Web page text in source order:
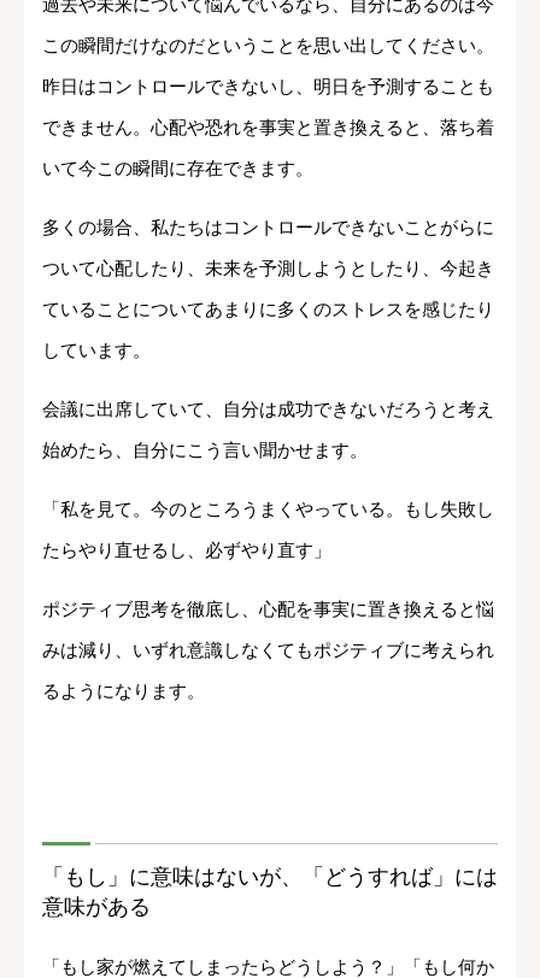
この瞬間だけなのだということを思い出してください。
昨日はコントロールできないし、明日を予測することも
できません。心配や恐れを事実と置き換えると、落ち着
いて今この瞬間に存在できます。
多くの場合、私たちはコントロールできないことがらに
ついて心配したり、未来を予測しようとしたり、今起き
ていることについてあまりに多くのストレスを感じたり
しています。
会議に出席していて、自分は成功できないだろうと考え
始めたら、自分にこう言い聞かせます。
「私を見て。今のところうまくやっている。もし失敗し
たらやり直せるし、必ずやり直す」
ポジティブ思考を徹底し、心配を事実に置き換えると悩
みは減り、いずれ意識しなくてもポジティブに考えられ
るようになります。
「もし」に意味はないが、「どうすれば」には
意味がある
「もし家が燃えてしまったらどうしよう？」「もし何か